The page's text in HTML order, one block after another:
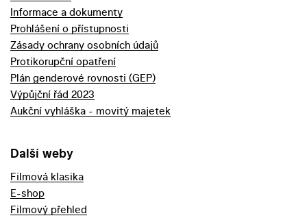
Informace a dokumenty
Prohlášení o přístupnosti
Zásady ochrany osobních údajů
Protikorupční opatření
Plán genderové rovnosti (GEP)
Výpůjční řád 2023
Aukční vyhláška - movitý majetek
Další weby
Filmová klasika
E-shop
Filmový přehled